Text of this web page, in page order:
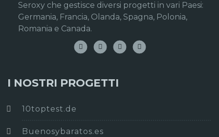
Seroxy che gestisce diversi progetti in vari Paesi:
Germania, Francia, Olanda, Spagna, Polonia,
Romania e Canada.
I NOSTRI PROGETTI
10toptest.de
Buenosybaratos.es